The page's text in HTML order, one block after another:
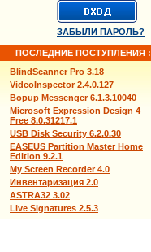
ЗАБЫЛИ ПАРОЛЬ?
ПОСЛЕДНИЕ ПОСТУПЛЕНИЯ :
BlindScanner Pro 3.18
VideoInspector 2.4.0.127
Bopup Messenger 6.1.3.10040
Microsoft Expression Design 4
Free 8.0.31217.1
USB Disk Security 6.2.0.30
EASEUS Partition Master Home
Edition 9.2.1
My Screen Recorder 4.0
Инвентаризация 2.0
ASTRA32 3.02
Live Signatures 2.5.3